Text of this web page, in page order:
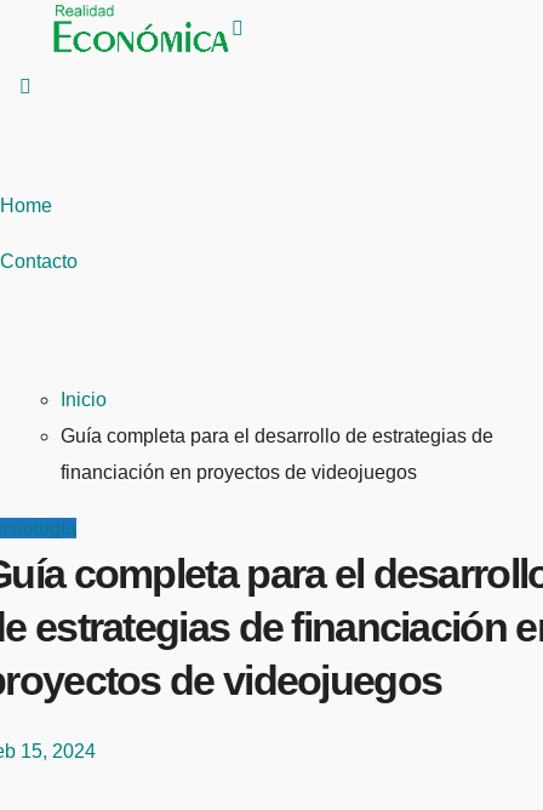
contenido
Home
Contacto
Inicio
Guía completa para el desarrollo de estrategias de
financiación en proyectos de videojuegos
completa para el
estrategias de financiación
de videojuegos
15, 2024